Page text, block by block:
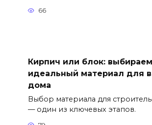
66
Кирпич или блок: выбираем
идеальный материал для
дома
Выбор материала для
— один из ключевых этапов.